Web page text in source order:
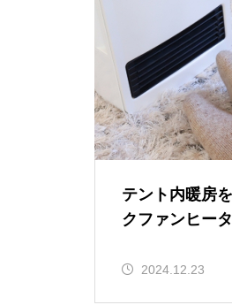
テント内暖房
クファンヒータ
2024.12.23